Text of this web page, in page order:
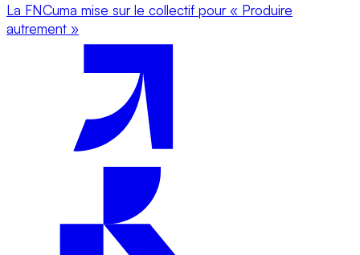
La FNCuma mise sur le collectif pour « Produire
autrement »